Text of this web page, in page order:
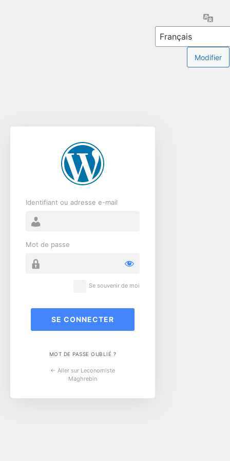
Identifiant ou adresse e-mail
Mot de passe
Se souvenir de moi
MOT DE PASSE OUBLIÉ ?
← Aller sur Leconomiste
Maghrebin